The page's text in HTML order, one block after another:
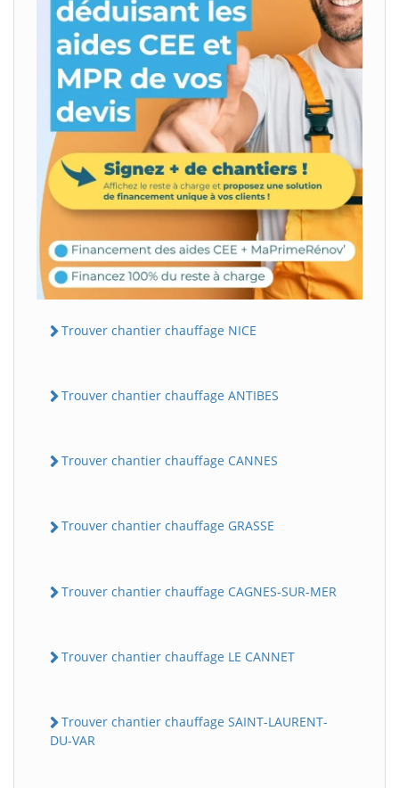
Trouver chantier chauffage NICE
Trouver chantier chauffage ANTIBES
Trouver chantier chauffage CANNES
Trouver chantier chauffage GRASSE
Trouver chantier chauffage CAGNES-SUR-MER
Trouver chantier chauffage LE CANNET
Trouver chantier chauffage SAINT-LAURENT-
DU-VAR